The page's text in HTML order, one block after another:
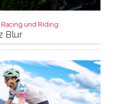
und Riding:
Blur